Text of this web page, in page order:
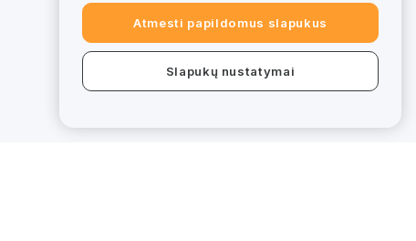
Atmesti papildomus slapukus
Slapukų nustatymai